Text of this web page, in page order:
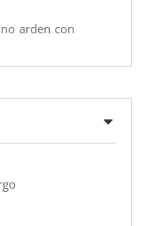
arden con